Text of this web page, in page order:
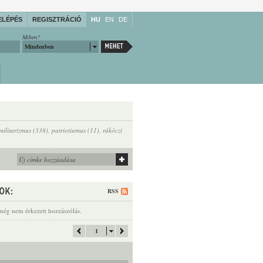
REGISZTRÁCIÓ HU EN DE
Miben?
Mindenben
(338), patriotiumus (11), rákóczi
RSS
nem érkezett hozzászólás.
1